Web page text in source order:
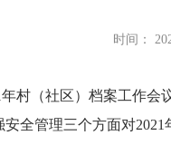
时间：
村（社区）档案工作
全管理三个方面对